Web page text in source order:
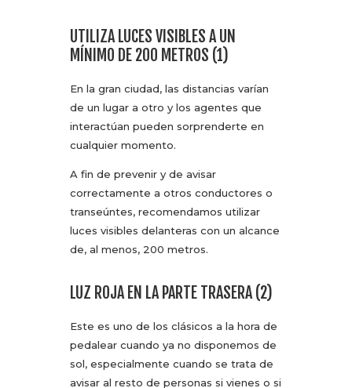
UTILIZA LUCES VISIBLES A UN
MÍNIMO DE 200 METROS (1)
En la gran ciudad, las distancias varían
de un lugar a otro y los agentes que
interactúan pueden sorprenderte en
cualquier momento.
A fin de prevenir y de avisar
correctamente a otros conductores o
transeúntes, recomendamos utilizar
luces visibles delanteras con un alcance
de, al menos, 200 metros.
LUZ ROJA EN LA PARTE TRASERA (2)
Este es uno de los clásicos a la hora de
pedalear cuando ya no disponemos de
sol, especialmente cuando se trata de
avisar al resto de personas si vienes o si